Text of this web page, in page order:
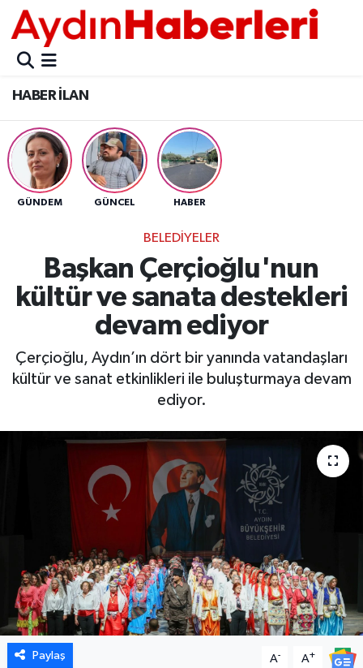
HABER İLAN
GÜNDEM GÜNCEL HABER
BELEDİYELER
Başkan Çerçioğlu'nun
kültür ve sanata destekleri
devam ediyor
Çerçioğlu, Aydın’ın dört bir yanında vatandaşları
kültür ve sanat etkinlikleri ile buluşturmaya devam
ediyor.
Paylaş A- A+
GÜNCEL
POLİTİKA
BELEDİYELER
ASAYİŞ
BÜLTEN
ÇEVRE
DIŞ
EGE
EĞİTİM
EKOLOJİ VE ÇEVRE
BİLİM VE TEKNOLOJİ
GENEL
GÜNDEM
Aydın Nöbetçi Eczaneler
Aydın Hava Durumu
Aydin Namaz Vakitleri
Aydın Trafik Yoğunluk Haritası
Tüm Manşetler
Son Dakika Haberleri
Haber Arşivi